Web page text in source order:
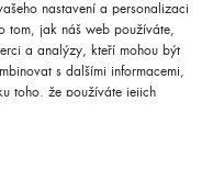
nastavení a personalizaci
tom, jak náš web používáte,
a analýzy, kteří mohou být
s dalšími informacemi,
toho, že používáte jejich